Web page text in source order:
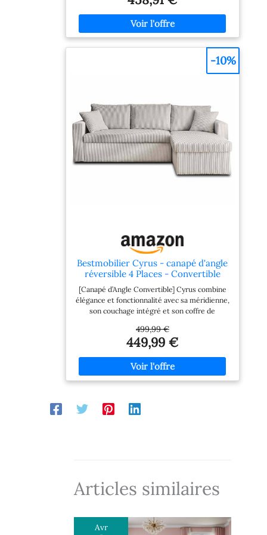
chaise longue du canapé-lit dévoile un espace
de rangement caché, parfait pour dissimuler
de transformer votre espace à volonté.
ÉLÉGANCE ET CONFORT : Enveloppé dans
esthétique et aisance. Rembourré de mousse
haute densité et de ressorts, il offre un
soutien optimal pour une détente absolue à la
maison. CONFORT AMÉLIORÉ : Profitez d'un
soutien lombaire intégré qui prend soin de
votre dos tandis que vous vous détendez sur
ce canapé d'angle, conçu pour une relaxation
47H cm. Dimensions de l'assise de la chaise
longue : 66l x 123P x 47H cm. Charge max.
recommandée : 400 kg. Montage nécessaire.
Bestmobilier Cyrus - canapé d'angle
réversible 4 Places - Convertible
avec Coffre - en Velours côtelé
[Canapé d’Angle Convertible] Cyrus combine
élégance et fonctionnalité avec sa méridienne,
son couchage intégré et son coffre de
499,99 €
449,99 €
-10%
Articles similaires
Avr